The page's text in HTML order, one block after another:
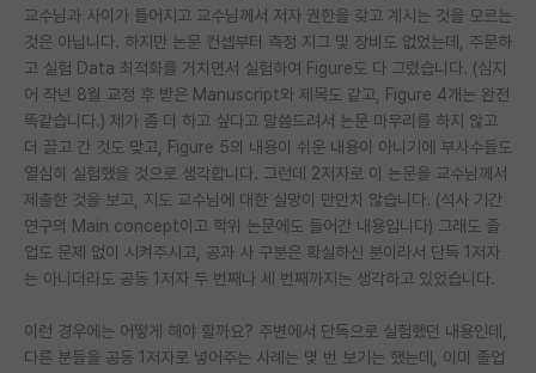
장학금/장학생 게시판
학술 정보 게시판
홍보 게시판
커리어
유학교육
이벤트
재팬라운지 🌸
교수님과 사이가 틀어지고 교수님께서 저자 권한을 갖고 계시는 것을 모르는
것은 아닙니다. 하지만 논문 컨셉부터 측정 지그 및 장비도 없었는데, 주문하
고 실험 Data 최적화를 거치면서 실험하여 Figure도 다 그렸습니다. (심지
어 작년 8월 교정 후 받은 Manuscript와 제목도 같고, Figure 4개는 완전
똑같습니다.) 제가 좀 더 하고 싶다고 말씀드려서 논문 마무리를 하지 않고
더 끌고 간 것도 맞고, Figure 5의 내용이 쉬운 내용이 아니기에 부사수들도
열심히 실험했을 것으로 생각합니다. 그런데 2저자로 이 논문을 교수님께서
제출한 것을 보고, 지도 교수님에 대한 실망이 만만치 않습니다. (석사 기간
연구의 Main concept이고 학위 논문에도 들어간 내용입니다) 그래도 졸
업도 문제 없이 시켜주시고, 공과 사 구분은 확실하신 분이라서 단독 1저자
는 아니더라도 공동 1저자 두 번째나 세 번째까지는 생각하고 있었습니다.
이런 경우에는 어떻게 해야 할까요? 주변에서 단독으로 실험했던 내용인데,
다른 분들을 공동 1저자로 넣어주는 사례는 몇 번 보기는 했는데, 이미 졸업